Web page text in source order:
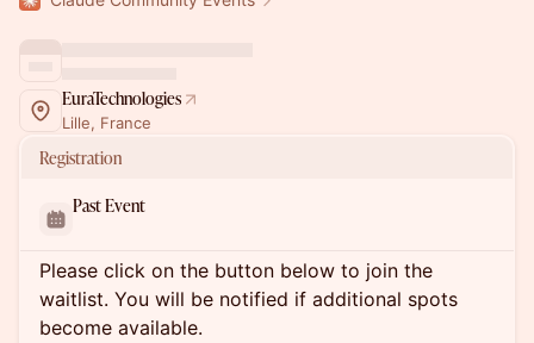
EuraTechnologies
Lille, France
Registration
Past Event
Please click on the button below to join the
waitlist. You will be notified if additional spots
become available.